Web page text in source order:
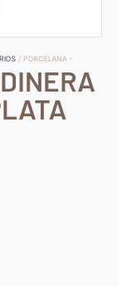
/ PORCELANA -